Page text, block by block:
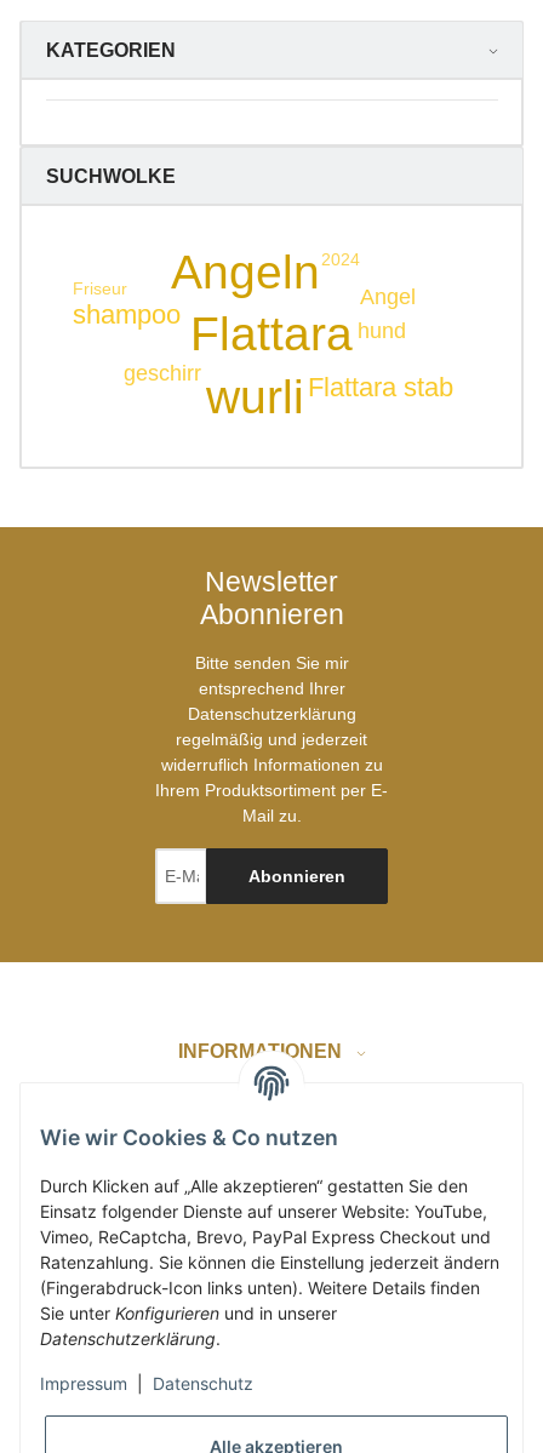
KATEGORIEN
SUCHWOLKE
Flattara
Angeln
wurli Flattara stab
shampoo
hund
Angel
geschirr
2024
Friseur
Newsletter
Abonnieren
Bitte senden Sie mir
entsprechend Ihrer
Datenschutzerklärung
regelmäßig und jederzeit
widerruflich Informationen zu
Ihrem Produktsortiment per E-
Mail zu.
Abonnieren
INFORMATIONEN
GESETZLICHE INFORMATIONEN
ZAHLUNG & VERSAND
KUNDENKONTO
Vertrag widerrufen
Wie wir Cookies & Co nutzen
Durch Klicken auf „Alle akzeptieren“ gestatten Sie den
Einsatz folgender Dienste auf unserer Website: YouTube,
Vimeo, ReCaptcha, Brevo, PayPal Express Checkout und
Ratenzahlung. Sie können die Einstellung jederzeit ändern
(Fingerabdruck-Icon links unten). Weitere Details finden
Sie unter Konfigurieren und in unserer
Datenschutzerklärung.
Impressum Datenschutz
Alle akzeptieren